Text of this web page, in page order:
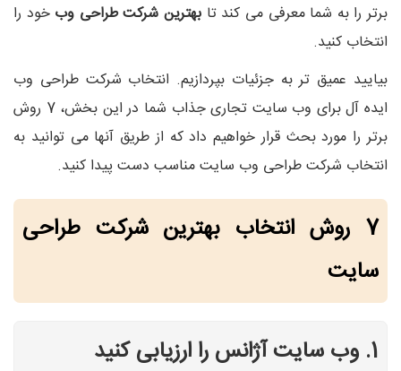
برتر را به شما معرفی می کند تا بهترین شرکت طراحی وب خود را
انتخاب کنید.
بیایید عمیق تر به جزئیات بپردازیم. انتخاب شرکت طراحی وب
ایده آل برای وب سایت تجاری جذاب شما در این بخش، 7 روش
برتر را مورد بحث قرار خواهیم داد که از طریق آنها می توانید به
انتخاب شرکت طراحی وب سایت مناسب دست پیدا کنید.
7 روش انتخاب بهترین شرکت طراحی
سایت
1. وب سایت آژانس را ارزیابی کنید